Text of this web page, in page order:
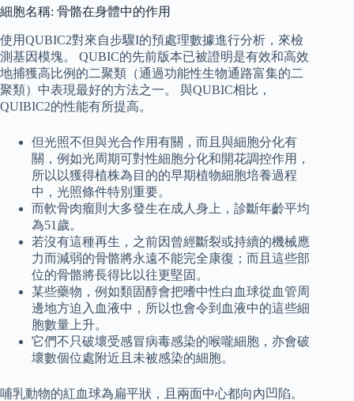
細胞名稱: 骨骼在身體中的作用
使用QUBIC2對來自步驟I的預處理數據進行分析，來檢
測基因模塊。 QUBIC的先前版本已被證明是有效和高效
地捕獲高比例的二聚類（通過功能性生物通路富集的二
聚類）中表現最好的方法之一。 與QUBIC相比，
QUIBIC2的性能有所提高。
但光照不但與光合作用有關，而且與細胞分化有
關，例如光周期可對性細胞分化和開花調控作用，
所以以獲得植株為目的的早期植物細胞培養過程
中，光照條件特別重要。
而軟骨肉瘤則大多發生在成人身上，診斷年齡平均
為51歲。
若沒有這種再生，之前因曾經斷裂或持續的機械應
力而減弱的骨骼將永遠不能完全康復；而且這些部
位的骨骼將長得比以往更堅固。
某些藥物，例如類固醇會把嗜中性白血球從血管周
邊地方迫入血液中，所以也會令到血液中的這些細
胞數量上升。
它們不只破壞受感冒病毒感染的喉嚨細胞，亦會破
壞數個位處附近且未被感染的細胞。
哺乳動物的紅血球為扁平狀，且兩面中心都向內凹陷。